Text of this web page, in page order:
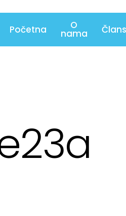
Početna O
nama